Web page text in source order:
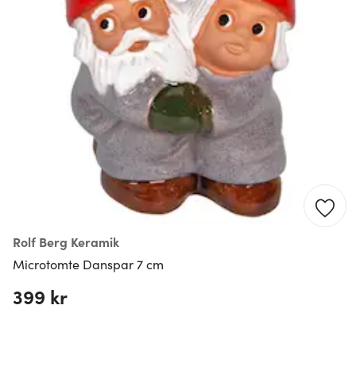
Rolf Berg Keramik
Microtomte Danspar 7 cm
399 kr